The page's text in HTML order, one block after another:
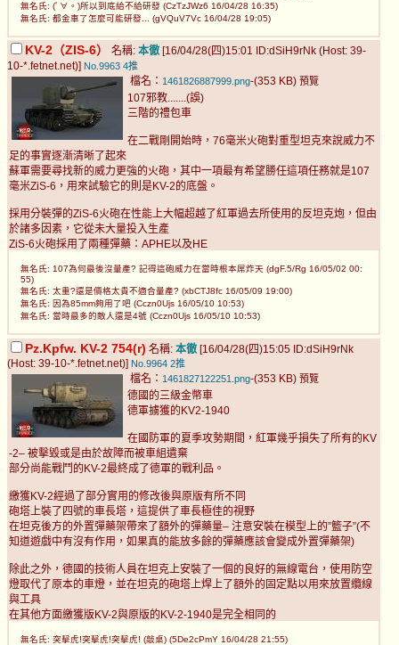
無名氏: (ﾟ∀。)所以到底給不給研發 (CzTzJWz6 16/04/28 16:35)
無名氏: 都金車了怎麼可能研發... (gVQuV7Vc 16/04/28 19:05)
KV-2（ZIS-6） 名稱: 本徹 [16/04/28(四)15:01 ID:dSiH9rNk (Host: 39-
10-*.fetnet.net)] No.9963 4推
檔名： 1461826887999.png-(353 KB) 預覽
107邪教.......(誤)
三階的禮包車
在二戰剛開始時，76毫米火砲對重型坦克來說威力不
足的事實逐漸清晰了起來
蘇軍需要尋找新的威力更強的火砲，其中一項最有希望勝任這項任務就是107
毫米ZiS-6，用來試驗它的則是KV-2的底盤。
採用分裝彈的ZiS-6火砲在性能上大幅超越了紅軍過去所使用的反坦克炮，但由
於諸多因素，它從未大量投入生產
ZiS-6火砲採用了兩種彈藥：APHE以及HE
無名氏: 107為何最後沒量產? 記得這砲威力在當時根本屌炸天 (dgF.5/Rg 16/05/02 00:
55)
無名氏: 太重?還是價格太貴不適合量產? (xbCTJ8fc 16/05/09 19:00)
無名氏: 因為85mm夠用了吧 (Cczn0Ujs 16/05/10 10:53)
無名氏: 當時最多的敵人還是4號 (Cczn0Ujs 16/05/10 10:53)
Pz.Kpfw. KV-2 754(r) 名稱: 本徹 [16/04/28(四)15:05 ID:dSiH9rNk
(Host: 39-10-*.fetnet.net)] No.9964 2推
檔名： 1461827122251.png-(353 KB) 預覽
德國的三級金幣車
德軍擄獲的KV2-1940
在國防軍的夏季攻勢期間，紅軍幾乎損失了所有的KV
-2– 被擊毀或是由於故障而被車組遺棄
部分尚能戰鬥的KV-2最終成了德軍的戰利品。
繳獲KV-2經過了部分實用的修改後與原版有所不同
砲塔上裝了四號的車長塔，這提供了車長極佳的視野
在坦克後方的外置彈藥架帶來了額外的彈藥量– 注意安裝在模型上的”籃子”(不
知道遊戲中有沒有作用，如果真的能放多餘的彈藥應該會變成外置彈藥架)
除此之外，德國的技術人員在坦克上安裝了一個的良好的無線電台，使用防空
燈取代了原本的車燈，並在坦克的砲塔上焊上了額外的固定點以用來放置纜線
與工具
在其他方面繳獲版KV-2與原版的KV-2-1940是完全相同的
無名氏: 突擊虎!突擊虎!突擊虎! (敲桌) (5De2cPmY 16/04/28 21:55)